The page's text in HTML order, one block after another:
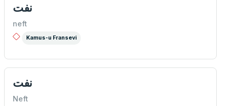
نفت
neft
Kamus-u Fransevi
نفت
Neft